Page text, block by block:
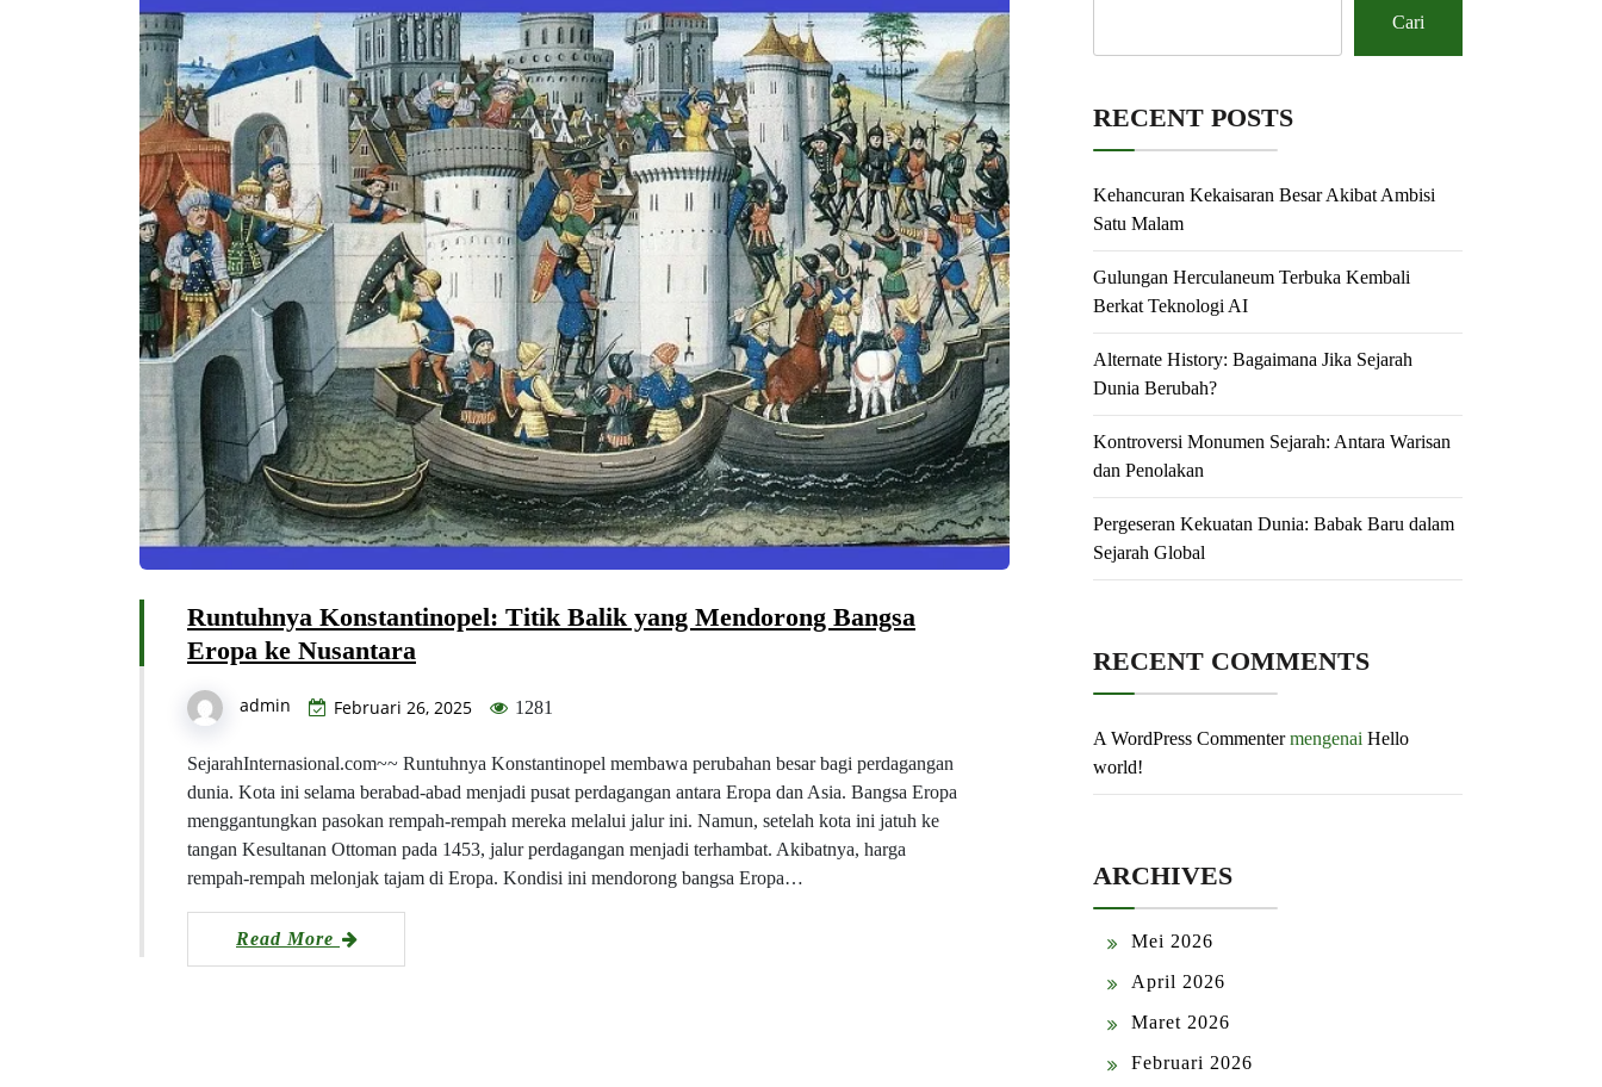
Runtuhnya Konstantinopel: Titik Balik yang Mendorong Bangsa
Eropa ke Nusantara
admin Februari 26, 2025 1281
SejarahInternasional.com~~ Runtuhnya Konstantinopel membawa perubahan besar bagi perdagangan
dunia. Kota ini selama berabad-abad menjadi pusat perdagangan antara Eropa dan Asia. Bangsa Eropa
menggantungkan pasokan rempah-rempah mereka melalui jalur ini. Namun, setelah kota ini jatuh ke
tangan Kesultanan Ottoman pada 1453, jalur perdagangan menjadi terhambat. Akibatnya, harga
rempah-rempah melonjak tajam di Eropa. Kondisi ini mendorong bangsa Eropa…
Read More
Cari
RECENT POSTS
Kehancuran Kekaisaran Besar Akibat Ambisi
Satu Malam
Gulungan Herculaneum Terbuka Kembali
Berkat Teknologi AI
Alternate History: Bagaimana Jika Sejarah
Dunia Berubah?
Kontroversi Monumen Sejarah: Antara Warisan
dan Penolakan
Pergeseran Kekuatan Dunia: Babak Baru dalam
Sejarah Global
RECENT COMMENTS
A WordPress Commentermengenai Hello
world!
ARCHIVES
Mei 2026
April 2026
Maret 2026
Februari 2026